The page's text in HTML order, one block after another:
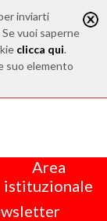
inviarti
vuoi saperne
clicca qui.
suo elemento
Area
istituzionale